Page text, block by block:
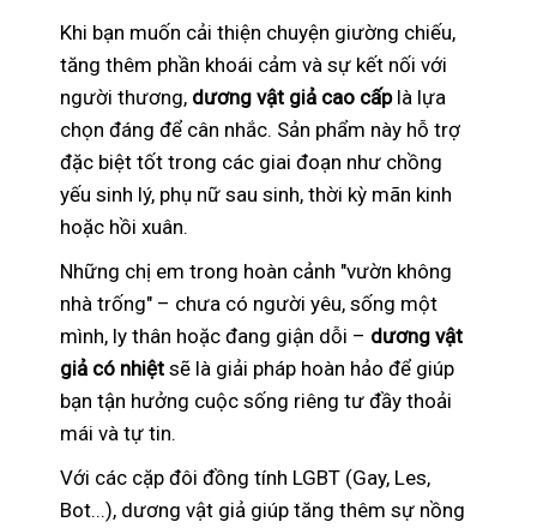
Khi bạn muốn cải thiện chuyện giường chiếu,
tăng thêm phần khoái cảm và sự kết nối với
người thương, dương vật giả cao cấplà lựa
chọn đáng để cân nhắc. Sản phẩm này hỗ trợ
đặc biệt tốt trong các giai đoạn như chồng
yếu sinh lý, phụ nữ sau sinh, thời kỳ mãn kinh
hoặc hồi xuân.
Những chị em trong hoàn cảnh "vườn không
nhà trống" – chưa có người yêu, sống một
mình, ly thân hoặc đang giận dỗi – dương vật
giả có nhiệt sẽ là giải pháp hoàn hảo để giúp
bạn tận hưởng cuộc sống riêng tư đầy thoải
mái và tự tin.
Với các cặp đôi đồng tính LGBT (Gay, Les,
Bot...), dương vật giả giúp tăng thêm sự nồng